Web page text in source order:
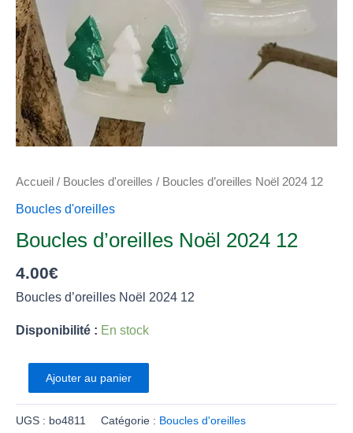
Accueil / Boucles d'oreilles / Boucles d’oreilles Noël 2024 12
Boucles d'oreilles
Boucles d’oreilles Noël 2024 12
4.00€
Boucles d’oreilles Noël 2024 12
Disponibilité : En stock
Ajouter au panier
UGS : bo4811 Catégorie : Boucles d'oreilles